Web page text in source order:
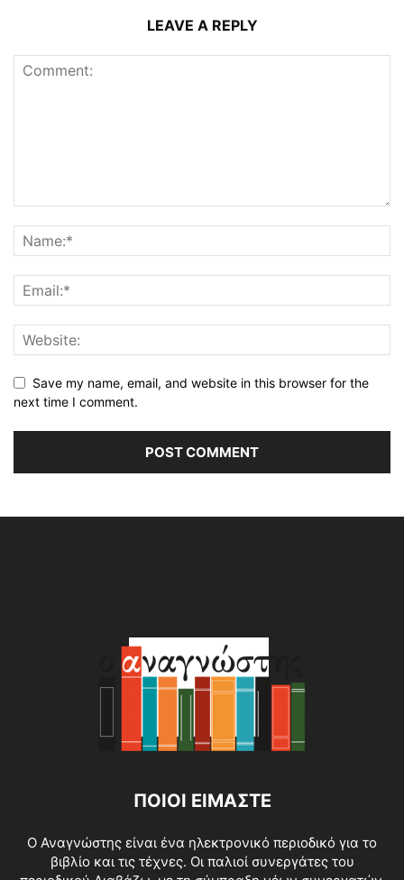
LEAVE A REPLY
Save my name, email, and website in this browser for the
next time I comment.
ΠΟΙΟΙ ΕΙΜΑΣΤΕ
O Αναγνώστης είναι ένα ηλεκτρονικό περιοδικό για το
βιβλίο και τις τέχνες. Οι παλιοί συνεργάτες του